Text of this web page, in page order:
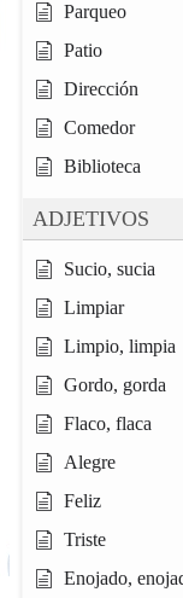
Parqueo
Patio
Dirección
Comedor
Biblioteca
ADJETIVOS
Sucio, sucia
Limpiar
Limpio, limpia
Gordo, gorda
Flaco, flaca
Alegre
Feliz
Triste
Enojado,